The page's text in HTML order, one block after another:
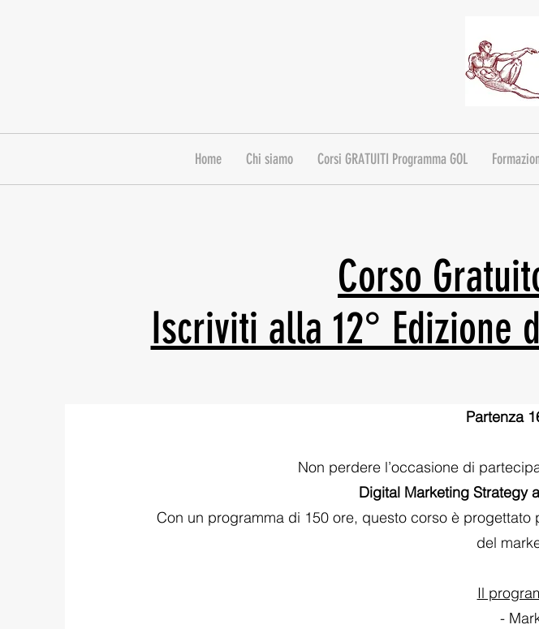
Home Chi siamo Corsi GRATUITI Programma GOL
Corso
Iscriviti alla 12° Edizione
Partenza
Non perdere l’occasione di
Digital Marketing Strategy
Con un programma di 150 ore, questo corso è
del
Il
-